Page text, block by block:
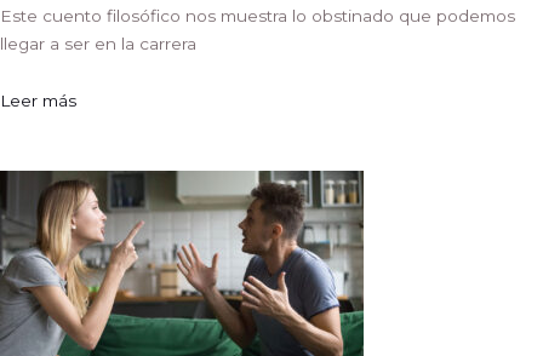
Este cuento filosófico nos muestra lo obstinado que podemos
llegar a ser en la carrera
Leer más